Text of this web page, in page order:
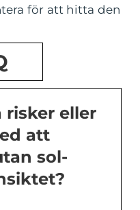
för att hitta den
risker eller
att
sol-